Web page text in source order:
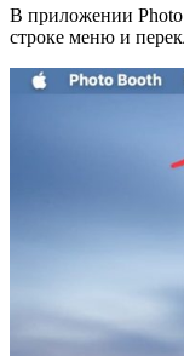
В приложении
строке меню и